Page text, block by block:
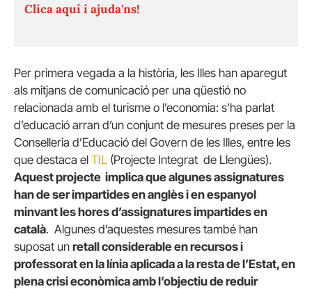
Clica aquí i ajuda'ns!
Per primera vegada a la història, les Illes han aparegut
als mitjans de comunicació per una qüestió no
relacionada amb el turisme o l’economia: s’ha parlat
d’educació arran d’un conjunt de mesures preses per la
Conselleria d’Educació del Govern de les Illes, entre les
que destaca el TIL (Projecte Integrat de Llengües).
Aquest projecte implica que algunes assignatures
han de ser impartides en anglès i en espanyol
minvant les hores d’assignatures impartides en
català. Algunes d’aquestes mesures també han
suposat un retall considerable en recursos i
professorat en la línia aplicada a la resta de l’Estat, en
plena crisi econòmica amb l’objectiu de reduir